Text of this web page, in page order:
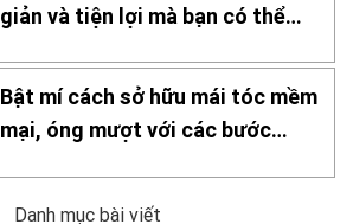
giản và tiện lợi mà bạn có thể
Bật mí cách sở hữu mái tóc mềm
mại, óng mượt với các bước
Danh mục bài viết